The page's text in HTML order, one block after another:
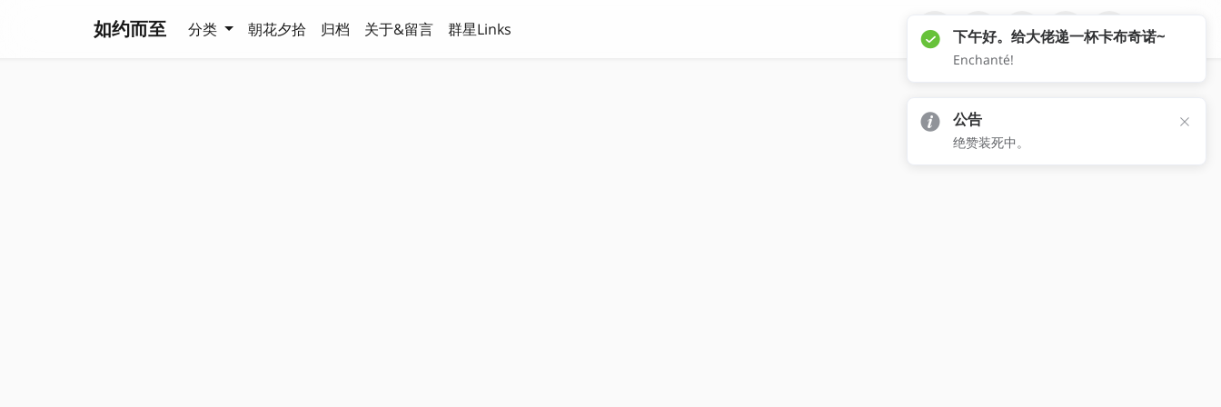
如约而至 分类 朝花夕拾 归档 关于&留言 群星Links 公告
绝赞装死中。